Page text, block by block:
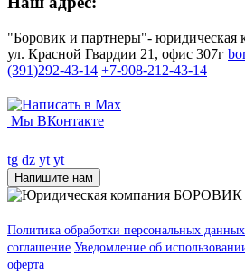
"Боровик и партнеры"- юридическая
ул. Красной Гвардии 21, офис 307г
(391)292-43-14 +7-908-212-43-14
Мы ВКонтакте
tg dz yt yt
Напишите нам
Политика обработки персональных данных
соглашение Уведомление об
оферта